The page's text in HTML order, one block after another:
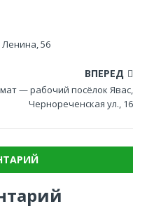
56
ВПЕРЕД
— рабочий посёлок Явас,
Чернореченская ул., 16